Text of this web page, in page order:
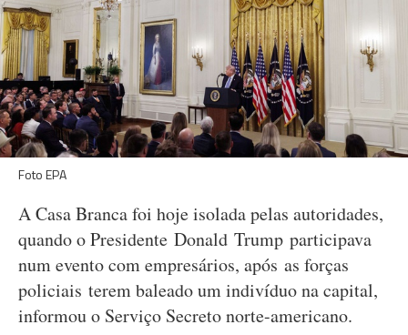
Foto EPA
A Casa Branca foi hoje isolada pelas autoridades,
quando o Presidente Donald Trump participava
num evento com empresários, após as forças
policiais terem baleado um indivíduo na capital,
informou o Serviço Secreto norte-americano.